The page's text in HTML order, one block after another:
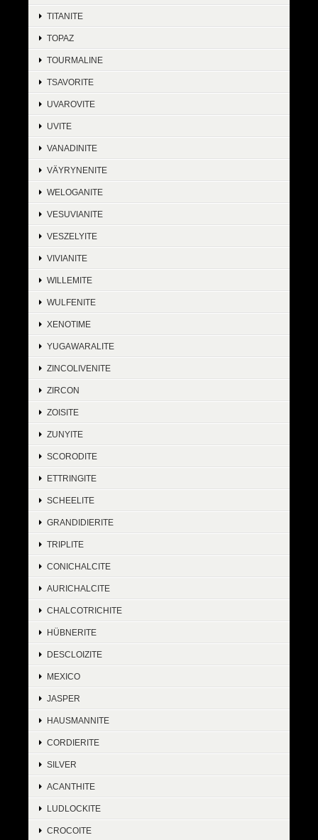
TITANITE
TOPAZ
TOURMALINE
TSAVORITE
UVAROVITE
UVITE
VANADINITE
VÄYRYNENITE
WELOGANITE
VESUVIANITE
VESZELYITE
VIVIANITE
WILLEMITE
WULFENITE
XENOTIME
YUGAWARALITE
ZINCOLIVENITE
ZIRCON
ZOISITE
ZUNYITE
SCORODITE
ETTRINGITE
SCHEELITE
GRANDIDIERITE
TRIPLITE
CONICHALCITE
AURICHALCITE
CHALCOTRICHITE
HÜBNERITE
DESCLOIZITE
MEXICO
JASPER
HAUSMANNITE
CORDIERITE
SILVER
ACANTHITE
LUDLOCKITE
CROCOITE